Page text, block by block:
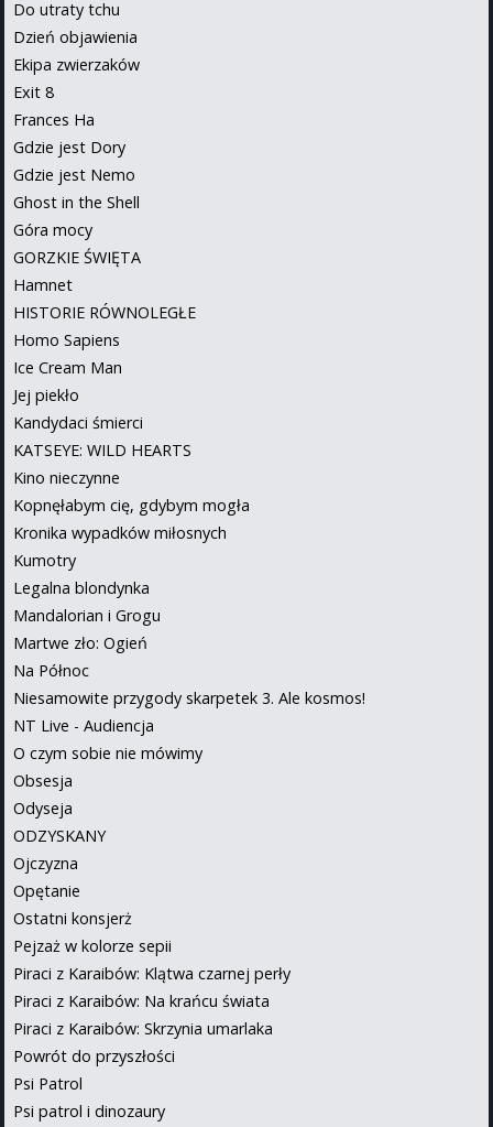
Do utraty tchu
Dzień objawienia
Ekipa zwierzaków
Exit 8
Frances Ha
Gdzie jest Dory
Gdzie jest Nemo
Ghost in the Shell
Góra mocy
GORZKIE ŚWIĘTA
Hamnet
HISTORIE RÓWNOLEGŁE
Homo Sapiens
Ice Cream Man
Jej piekło
Kandydaci śmierci
KATSEYE: WILD HEARTS
Kino nieczynne
Kopnęłabym cię, gdybym mogła
Kronika wypadków miłosnych
Kumotry
Legalna blondynka
Mandalorian i Grogu
Martwe zło: Ogień
Na Północ
Niesamowite przygody skarpetek 3. Ale kosmos!
NT Live - Audiencja
O czym sobie nie mówimy
Obsesja
Odyseja
ODZYSKANY
Ojczyzna
Opętanie
Ostatni konsjerż
Pejzaż w kolorze sepii
Piraci z Karaibów: Klątwa czarnej perły
Piraci z Karaibów: Na krańcu świata
Piraci z Karaibów: Skrzynia umarlaka
Powrót do przyszłości
Psi Patrol
Psi patrol i dinozaury